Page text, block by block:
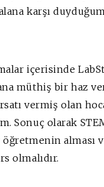
karşı
içerisinde
müthiş bir haz
vermiş olan
Sonuç olarak
alması
olmalıdır.